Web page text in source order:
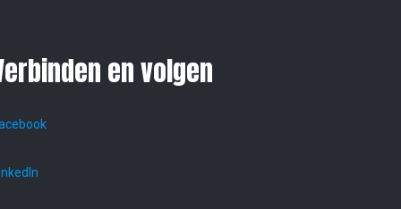
en volgen